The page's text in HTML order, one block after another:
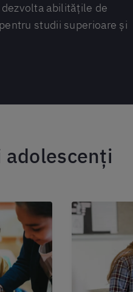
abilitățile de
studii superioare și